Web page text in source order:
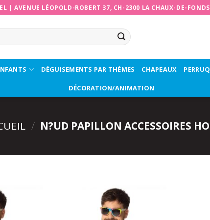
|AVENUE LÉOPOLD-ROBERT 37, CH-2300 LA CHAUX-DE-FONDS
DÉGUISEMENTS PAR THÈMES CHAPEAUX
DÉCORATION/ANIMATION
/ N?UD PAPILLON ACCESSOIRES